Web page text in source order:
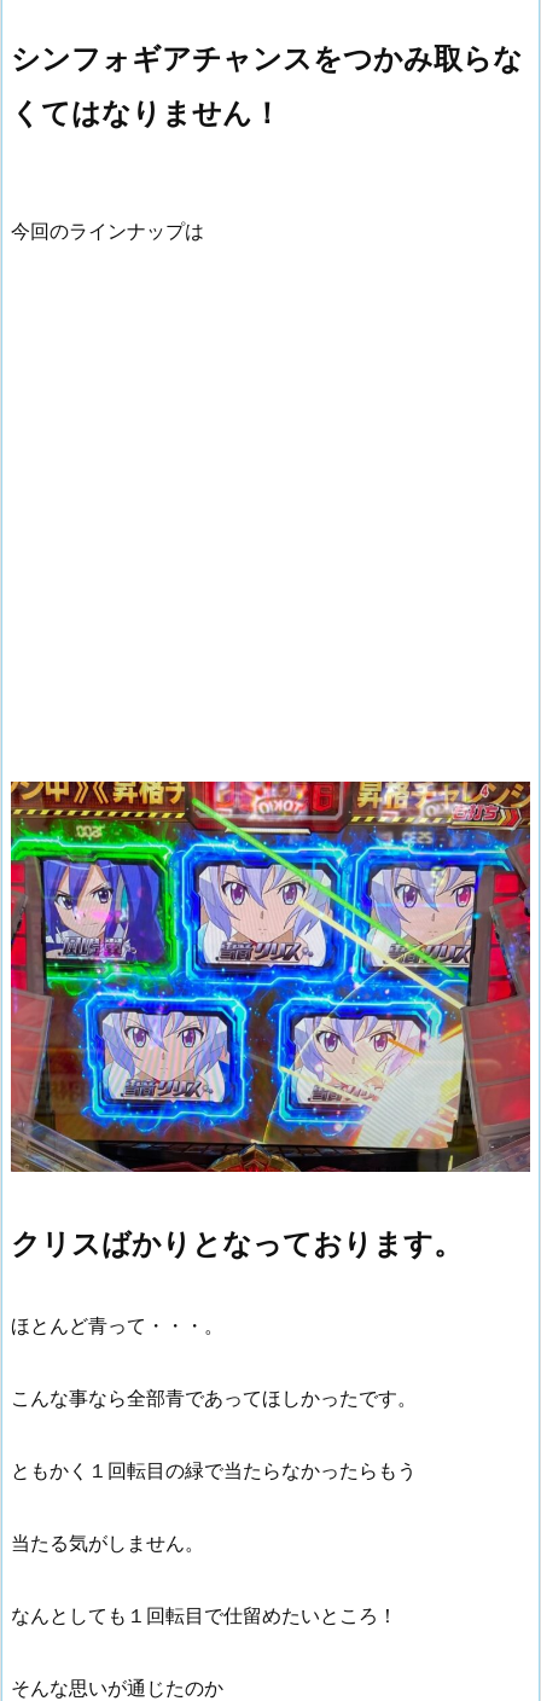
シンフォギアチャンスをつかみ取らな
くてはなりません！
今回のラインナップは
クリスばかりとなっております。
ほとんど青って・・・。
こんな事なら全部青であってほしかったです。
ともかく１回転目の緑で当たらなかったらもう
当たる気がしません。
なんとしても１回転目で仕留めたいところ！
そんな思いが通じたのか